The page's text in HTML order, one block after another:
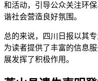
和活动，引导公众关注环
谐社会营造良好氛围。
总的来说，四川日报以其
为读者提供了丰富的信息
展发挥了积极作用。